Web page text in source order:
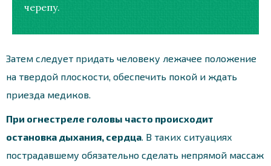
черепу.
Затем следует придать человеку лежачее положение
на твердой плоскости, обеспечить покой и ждать
приезда медиков.
При огнестреле головы часто происходит
остановка дыхания, сердца . В таких ситуациях
пострадавшему обязательно сделать непрямой массаж